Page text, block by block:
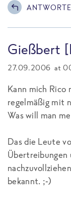
Gießbert
27.09.2006 at
Kann mich Rico
regelmäßig mit
Was will man
Das die Leute
Übertreibungen
bekannt. ;-)